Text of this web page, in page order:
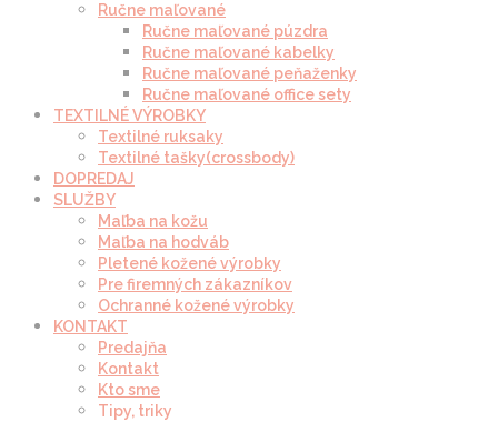
Ručne maľované
Ručne maľované púzdra
Ručne maľované kabelky
Ručne maľované peňaženky
Ručne maľované office sety
TEXTILNÉ VÝROBKY
Textilné ruksaky
Textilné tašky(crossbody)
DOPREDAJ
SLUŽBY
Maľba na kožu
Maľba na hodváb
Pletené kožené výrobky
Pre firemných zákazníkov
Ochranné kožené výrobky
KONTAKT
Predajňa
Kontakt
Kto sme
Tipy, triky